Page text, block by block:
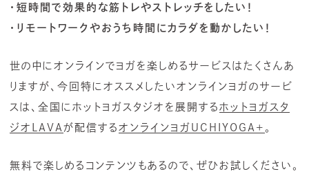
・短時間で効果的な筋トレやストレッチをしたい！
・リモートワークやおうち時間にカラダを動かしたい！
世の中にオンラインでヨガを楽しめるサービスはたくさんあ
りますが、今回特にオススメしたいオンラインヨガのサービ
スは、全国にホットヨガスタジオを展開する ホットヨガスタ
ジオLAVA が配信する オンラインヨガUCHIYOGA+ 。
無料で楽しめるコンテンツもあるので、ぜひお試しください。